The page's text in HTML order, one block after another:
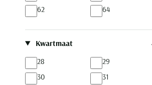
62
64
Kwartmaat
28
29
30
31